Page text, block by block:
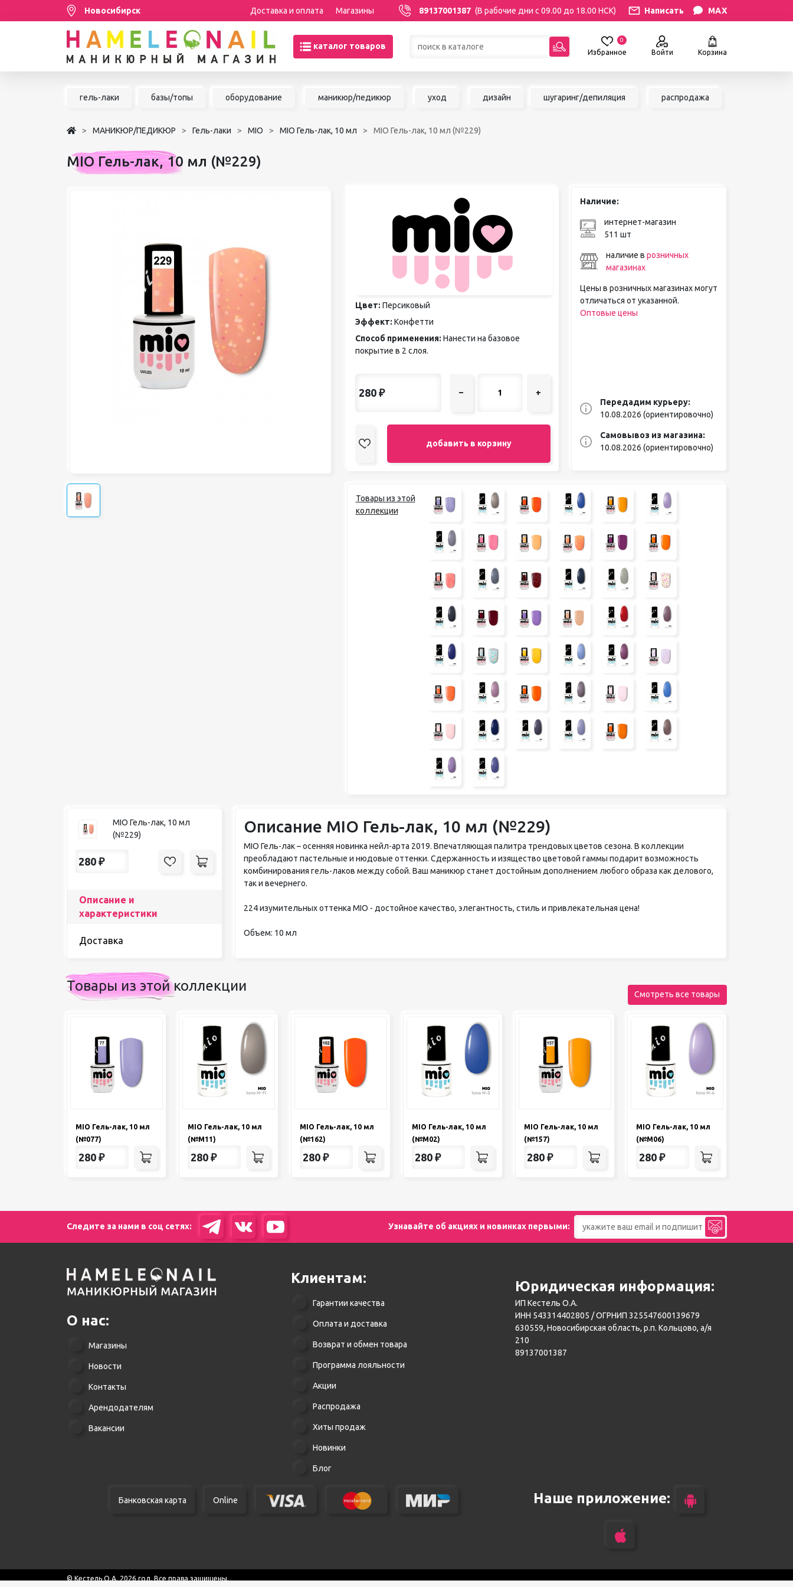
Новосибирск Доставка и оплата Магазины 89137001387 (В рабочие дни с 09.00 до 18.00 НСК) Написать MAX
каталог товаров
Избранное
0
Войти Корзина
Распродажа
НАРАЩИВАНИЕ РЕСНИЦ
ШУГАРИНГ/ДЕПИЛЯЦИЯ
Товары со скидками по категориям:
Лампы для сушки ногтей
Лечение и уход за кутикулой и
Пилки для ногтей
Средства для кислотного и
щелочного педикюра
Воскоплавы
Расходные материалы для
депиляции
Средства до и после
депиляции и шугаринга
Вазы и цветы
Шкатулки
БРЕНДЫ
гель-лаки базы/топы оборудование маникюр/педикюр уход дизайн шугаринг/депиляция распродажа
МАНИКЮР/ПЕДИКЮР Гель-лаки MIO MIO Гель-лак, 10 мл MIO Гель-лак, 10 мл (№229)
MIO Гель-лак, 10 мл (№229)
Цвет: Персиковый
Эффект: Конфетти
Способ применения: Нанести на базовое
покрытие в 2 слоя.
280 ₽ – +
добавить в корзину
Наличие:
интернет-магазин
511 шт
наличие в розничных
магазинах
Цены в розничных магазинах могут
отличаться от указанной.
Оптовые цены
Передадим курьеру:
10.08.2026 (ориентировочно)
Самовывоз из магазина:
10.08.2026 (ориентировочно)
Товары из этой
коллекции
MIO Гель-лак, 10 мл
(№229)
280 ₽
Описание и
характеристики
Доставка
Описание MIO Гель-лак, 10 мл (№229)
MIO Гель-лак – осенняя новинка нейл-арта 2019. Впечатляющая палитра трендовых цветов сезона. В коллекции
преобладают пастельные и нюдовые оттенки. Сдержанность и изящество цветовой гаммы подарит возможность
комбинирования гель-лаков между собой. Ваш маникюр станет достойным дополнением любого образа как делового,
так и вечернего.
224 изумительных оттенка MIO - достойное качество, элегантность, стиль и привлекательная цена!
Объем: 10 мл
Товары из этой коллекции
MIO Гель-лак, 10 мл
(№077)
280 ₽
MIO Гель-лак, 10 мл
(№М11)
280 ₽
MIO Гель-лак, 10 мл
(№162)
280 ₽
MIO Гель-лак, 10 мл
(№М02)
280 ₽
MIO Гель-лак, 10 мл
(№157)
280 ₽
MIO Гель-лак, 10 мл
(№М06)
280 ₽
Смотреть все товары
Следите за нами в соц сетях: Узнавайте об акциях и новинках первыми:
О нас:
Магазины
Новости
Контакты
Арендодателям
Вакансии
Клиентам:
Гарантии качества
Оплата и доставка
Возврат и обмен товара
Программа лояльности
Акции
Распродажа
Хиты продаж
Новинки
Блог
Юридическая информация:
ИП Кестель О.А.
ИНН 543314402805 / ОГРНИП 325547600139679
630559, Новосибирская область, р.п. Кольцово, а/я
210
89137001387
Банковская карта Online Наше приложение:
© Кестель О.А. 2026 год. Все права защищены.